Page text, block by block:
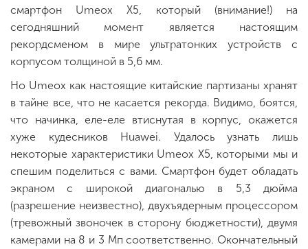
смартфон Umeox X5, который (внимание!) на
сегодняшний момент является настоящим
рекордсменом в мире ультратонких устройств с
корпусом толщиной в 5,6 мм.
Но Umeox как настоящие китайские партизаны хранят
в тайне все, что не касается рекорда. Видимо, боятся,
что начинка, еле-еле втиснутая в корпус, окажется
хуже кудесников Huawei. Удалось узнать лишь
некоторые характеристики Umeox X5, которыми мы и
спешим поделиться с вами. Смартфон будет обладать
экраном с широкой диагональю в 5,3 дюйма
(разрешение неизвестно), двухъядерным процессором
(тревожный звоночек в сторону бюджетности), двумя
камерами на 8 и 3 Мп соответственно. Окончательный